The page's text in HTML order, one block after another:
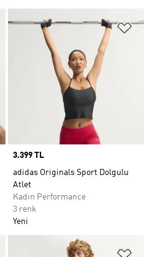
Favori Listesine Ekle
Price
3.399 TL
adidas Originals Sport Dolgulu
Atlet
Kadın Performance
3 renk
Yeni
Favori Listesine Ekle